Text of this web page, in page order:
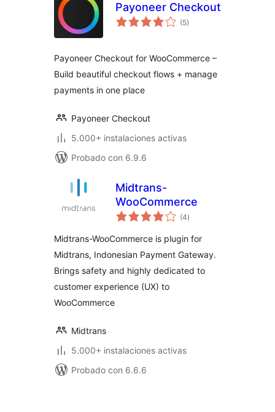
Payoneer Checkout
(5valoraciones
en
)
Payoneer Checkout for WooCommerce –
Build beautiful checkout flows + manage
payments in one place
Payoneer Checkout
5.000+ instalaciones activas
Probado con 6.9.6
Midtrans-
WooCommerce
(4valoraciones
en
)
Midtrans-WooCommerce is plugin for
Midtrans, Indonesian Payment Gateway.
Brings safety and highly dedicated to
customer experience (UX) to
WooCommerce
Midtrans
5.000+ instalaciones activas
Probado con 6.6.6